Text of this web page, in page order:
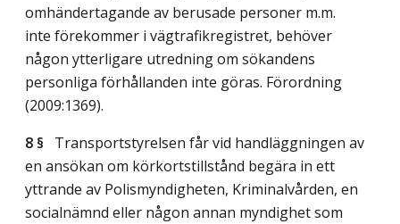
omhändertagande av berusade personer m.m.
inte förekommer i vägtrafikregistret, behöver
någon ytterligare utredning om sökandens
personliga förhållanden inte göras. Förordning
(2009:1369).
8 § Transportstyrelsen får vid handläggningen av
en ansökan om körkortstillstånd begära in ett
yttrande av Polismyndigheten, Kriminalvården, en
socialnämnd eller någon annan myndighet som